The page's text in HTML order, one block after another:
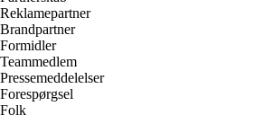
Reklamepartner
Brandpartner
Formidler
Teammedlem
Pressemeddelelser
Forespørgsel
Folk